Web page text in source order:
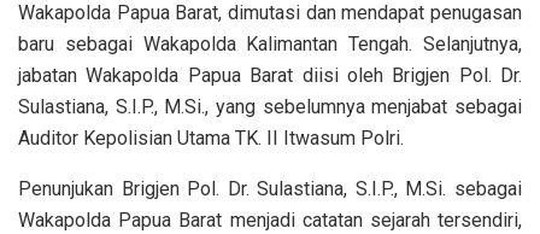
Wakapolda Papua Barat, dimutasi dan mendapat penugasan
baru sebagai Wakapolda Kalimantan Tengah. Selanjutnya,
jabatan Wakapolda Papua Barat diisi oleh Brigjen Pol. Dr.
Sulastiana, S.I.P., M.Si., yang sebelumnya menjabat sebagai
Auditor Kepolisian Utama TK. II Itwasum Polri.
Penunjukan Brigjen Pol. Dr. Sulastiana, S.I.P., M.Si. sebagai
Wakapolda Papua Barat menjadi catatan sejarah tersendiri,